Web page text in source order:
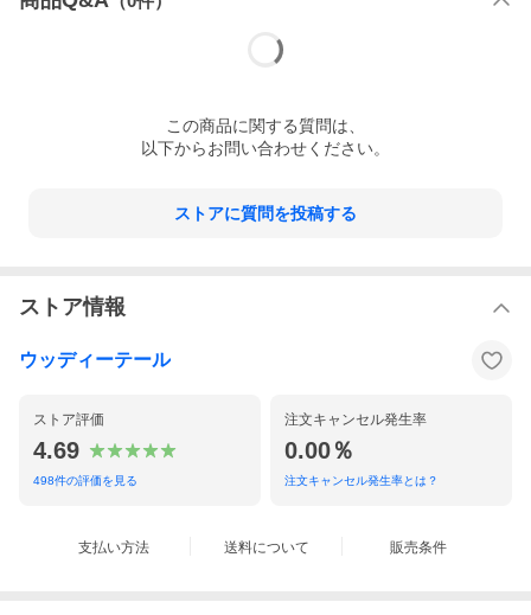
この商品に関する質問は、
以下からお問い合わせください。
ストアに質問を投稿する
ストア情報
ウッディーテール
ストア評価
4.69
498件の評価を見る
注文キャンセル発生率
0.00％
注文キャンセル発生率とは？
支払い方法 送料について 販売条件